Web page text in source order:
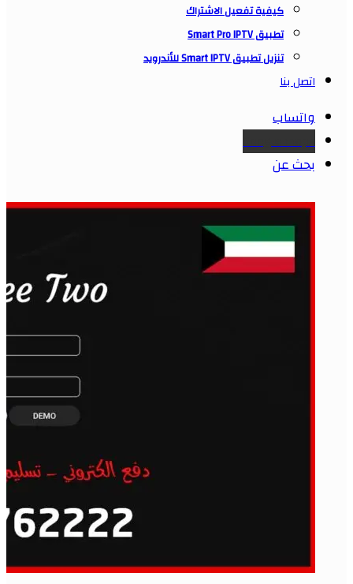
كيفية تفعيل الاشتراك
تطبيق Smart Pro IPTV
تنزيل تطبيق Smart IPTV للأندرويد
اتصل بنا
واتساب
Google maps
بحث عن